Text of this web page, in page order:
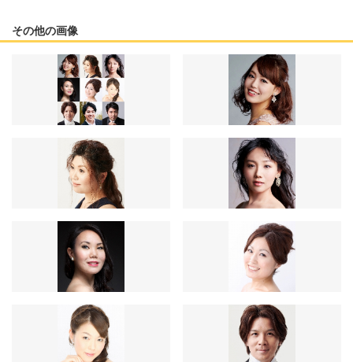
その他の画像